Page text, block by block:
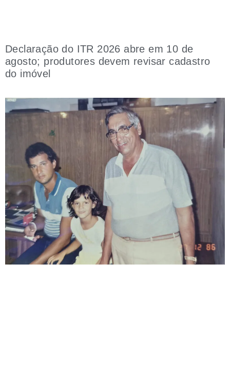
Declaração do ITR 2026 abre em 10 de
agosto; produtores devem revisar cadastro
do imóvel